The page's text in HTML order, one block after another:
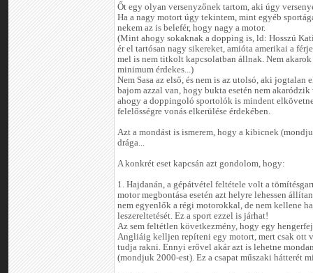
Őt egy olyan versenyzőnek tartom, aki úgy
Ha a nagy motort úgy tekintem, mint egyéb
nekem az is belefér, hogy nagy a motor.
(Mint ahogy sokaknak a dopping is, ld: Hosszú
ér el tartósan nagy sikereket, amióta amerikai a
mel is nem titkolt kapcsolatban állnak. Nem
minimum érdekes...)
Nem Sasa az első, és nem is az utolsó, aki jogtalan
bajom azzal van, hogy bukta esetén nem
ahogy a doppingoló sportolók is mindent
felelősségre vonás elkerülése érdekében.
Azt a mondást is ismerem, hogy a kibicnek
drága...
A konkrét eset kapcsán azt gondolom, hogy:
1. Hajdanán, a gépátvétel feltétele volt a
motor megbontása esetén azt helyre lehessen
nem egyenlők a régi motorokkal, de nem kellene
leszereltetését. Ez a sport ezzel is járhat!
Az sem feltétlen következmény, hogy egy hengerfej
Angliáig kelljen repíteni egy motort, mert csak ott
tudja rakni. Ennyi erővel akár azt is lehetne
(mondjuk 2000-est). Ez a csapat műszaki hátterét